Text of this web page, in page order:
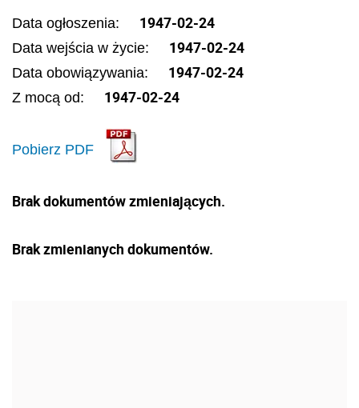
Data ogłoszenia: 1947-02-24
Data wejścia w życie: 1947-02-24
Data obowiązywania: 1947-02-24
Z mocą od: 1947-02-24
Pobierz PDF
Brak dokumentów zmieniających.
Brak zmienianych dokumentów.